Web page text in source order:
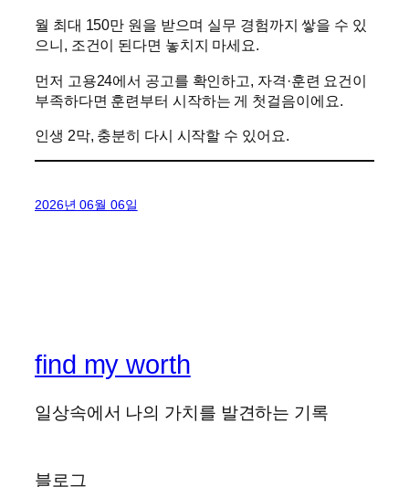
월 최대 150만 원을 받으며 실무 경험까지 쌓을 수 있
으니, 조건이 된다면 놓치지 마세요.
먼저 고용24에서 공고를 확인하고, 자격·훈련 요건이
부족하다면 훈련부터 시작하는 게 첫걸음이에요.
인생 2막, 충분히 다시 시작할 수 있어요.
2026년 06월 06일
find my worth
일상속에서 나의 가치를 발견하는 기록
블로그